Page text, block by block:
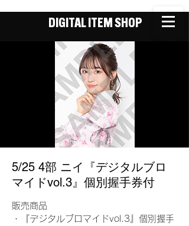
DIGITAL ITEM SHOP
5/25 4部 ニイ『デジタルブロ
マイドvol.3』個別握手券付
販売商品
・『デジタルブロマイドvol.3』個別握手